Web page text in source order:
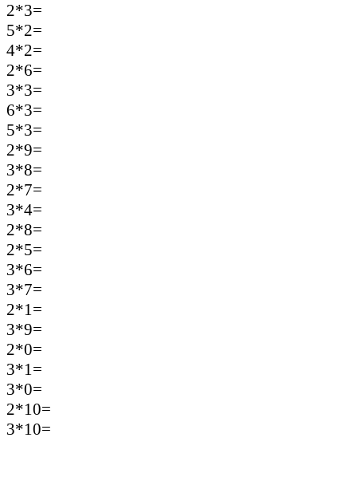
2*3=
5*2=
4*2=
2*6=
3*3=
6*3=
5*3=
2*9=
3*8=
2*7=
3*4=
2*8=
2*5=
3*6=
3*7=
2*1=
3*9=
2*0=
3*1=
3*0=
2*10=
3*10=